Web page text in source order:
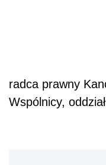
radca prawny
Wspólnicy,